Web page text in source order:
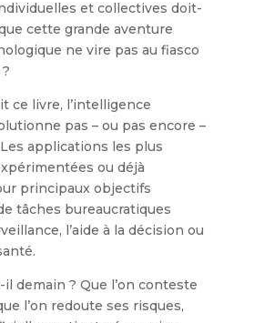
et collectives doit-
cette grande aventure
ne vire pas au fiasco
ce livre, l’intelligence
pas – ou pas encore –
applications les plus
ou déjà
principaux objectifs
tâches bureaucratiques
l’aide à la décision ou
il demain ? Que l’on conteste
l’on redoute ses risques,